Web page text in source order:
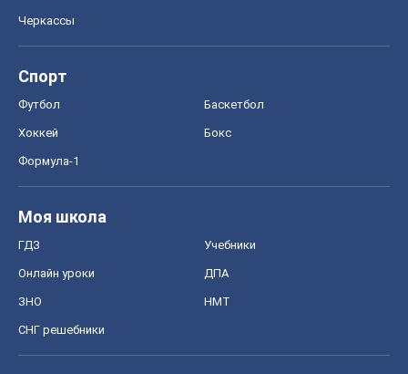
Черкассы
Спорт
Футбол Баскетбол
Хоккей Бокс
Формула-1
Моя школа
ГДЗ Учебники
Онлайн уроки ДПА
ЗНО НМТ
СНГ решебники